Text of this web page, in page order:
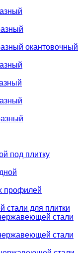
окантовочный
под плитку
профилей
для плитки
стали
стали